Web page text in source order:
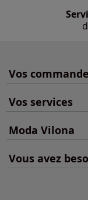
Vos
Vos services
Moda Vilona
Vous avez